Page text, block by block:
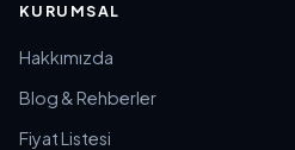
KURUMSAL
Hakkımızda
Blog & Rehberler
Fiyat Listesi